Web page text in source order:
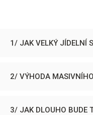
1/ JAK VELKÝ JÍDELNÍ
2/ VÝHODA
3/ JAK DLOUHO BUDE